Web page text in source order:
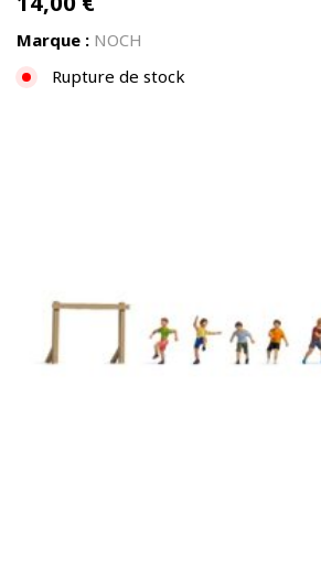
Marque : NOCH
Rupture de stock